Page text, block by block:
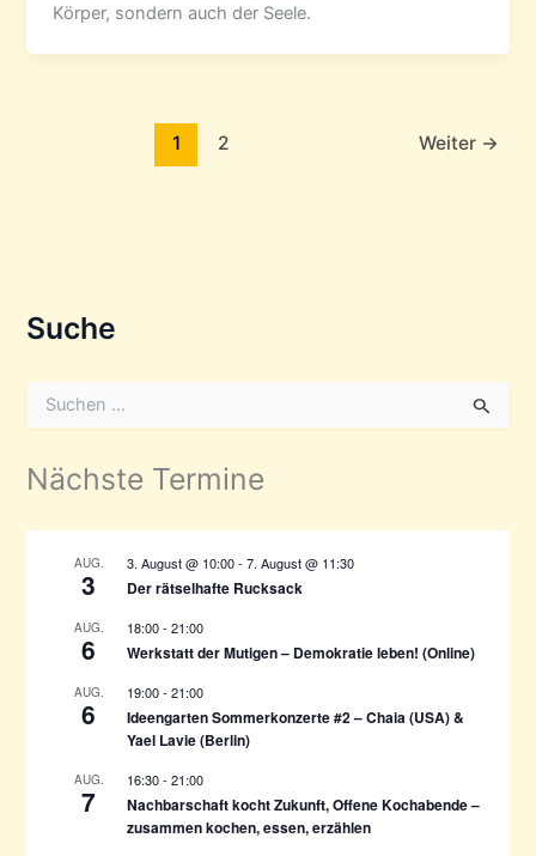
Körper, sondern auch der Seele.
1 2 Weiter →
Suche
e
n
Nächste Termine
AUG.
3
3. August @ 10:00-7. August @ 11:30
Der rätselhafte Rucksack
AUG.
6
18:00-21:00
Werkstatt der Mutigen – Demokratie leben! (Online)
AUG.
6
19:00-21:00
Ideengarten Sommerkonzerte #2 – Chaia (USA) &
Yael Lavie (Berlin)
AUG.
7
16:30-21:00
Nachbarschaft kocht Zukunft, Offene Kochabende –
zusammen kochen, essen, erzählen